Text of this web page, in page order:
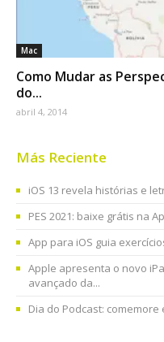
Mac
Como Mudar as
do...
abril 4, 2014
Más Reciente
iOS 13 revela histórias e
PES 2021: baixe grátis na
App para iOS guia
Apple apresenta o novo
avançado da...
Dia do Podcast: